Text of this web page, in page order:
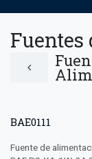
BAE0111
Fuente de